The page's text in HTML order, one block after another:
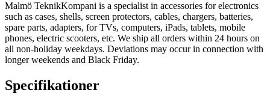
Malmö TeknikKompani is a specialist in accessories for electronics
such as cases, shells, screen protectors, cables, chargers, batteries,
spare parts, adapters, for TVs, computers, iPads, tablets, mobile
phones, electric scooters, etc. We ship all orders within 24 hours on
all non-holiday weekdays. Deviations may occur in connection with
longer weekends and Black Friday.
Specifikationer